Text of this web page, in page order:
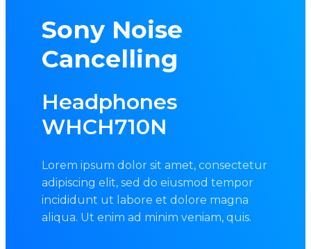
Sony Noise
Cancelling
Headphones
WHCH710N
Lorem ipsum dolor sit amet, consectetur
adipiscing elit, sed do eiusmod tempor
incididunt ut labore et dolore magna
aliqua. Ut enim ad minim veniam, quis.